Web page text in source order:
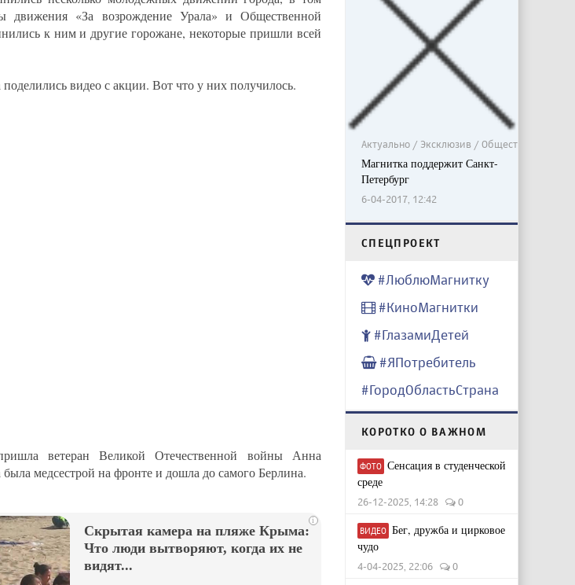
движения «За возрождение Урала» и Общественной
к ним и другие горожане, некоторые пришли всей
видео с акции. Вот что у них получилось.
ветеран Великой Отечественной войны Анна
медсестрой на фронте и дошла до самого Берлина.
i
Скрытая камера на пляже Крыма:
Что люди вытворяют, когда их не
видят...
Актуально / Эксклюзив / Общество
Магнитка поддержит Санкт-
Петербург
6-04-2017, 12:42
CПЕЦПРОЕКТ
#ЛюблюМагнитку
#КиноМагнитки
#ГлазамиДетей
#ЯПотребитель
#ГородОбластьСтрана
КОРОТКО О ВАЖНОМ
ФОТО Сенсация в студенческой
среде
26-12-2025, 14:28 0
ВИДЕО Бег, дружба и цирковое
чудо
4-04-2025, 22:06 0